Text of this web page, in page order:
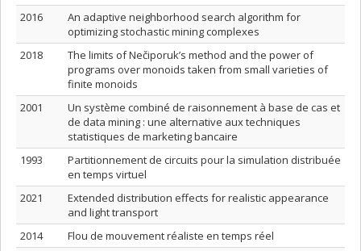
2016
An adaptive neighborhood search algorithm for
optimizing stochastic mining complexes
2018
The limits of Nečiporuk’s method and the power of
programs over monoids taken from small varieties of
finite monoids
2001
Un système combiné de raisonnement à base de cas et
de data mining : une alternative aux techniques
statistiques de marketing bancaire
1993
Partitionnement de circuits pour la simulation distribuée
en temps virtuel
2021
Extended distribution effects for realistic appearance
and light transport
2014
Flou de mouvement réaliste en temps réel